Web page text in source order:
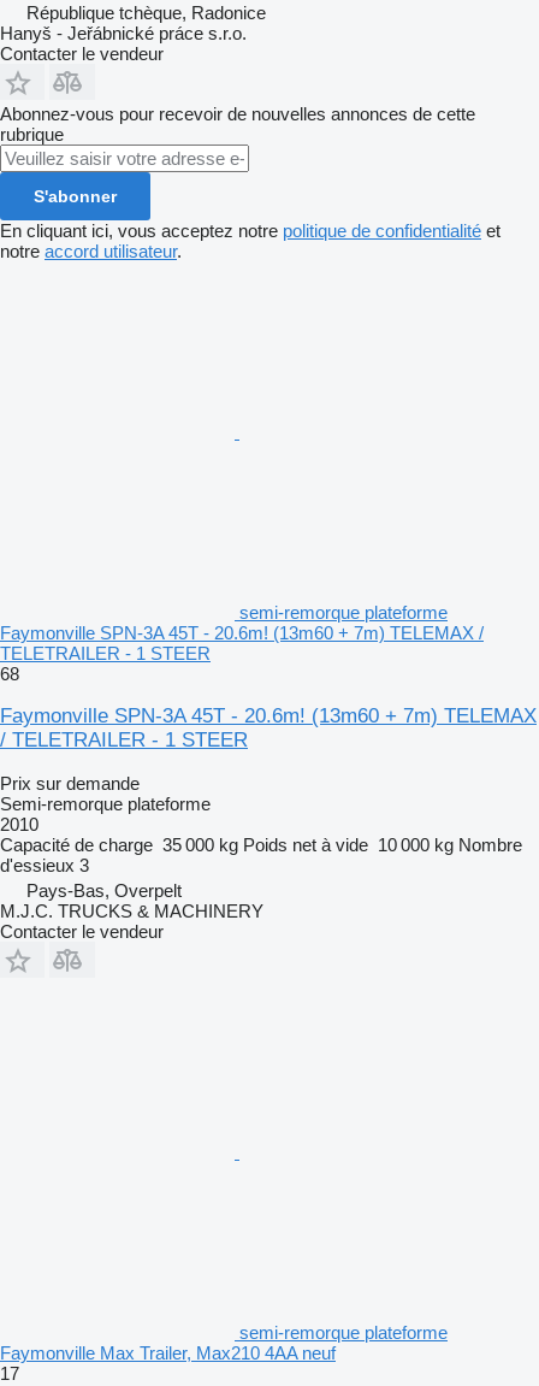
République tchèque, Radonice
Hanyš - Jeřábnické práce s.r.o.
Contacter le vendeur
Abonnez-vous pour recevoir de nouvelles annonces de cette
rubrique
S'abonner
En cliquant ici, vous acceptez notre politique de confidentialité et
notre accord utilisateur.
semi-remorque plateforme
Faymonville SPN-3A 45T - 20.6m! (13m60 + 7m) TELEMAX /
TELETRAILER - 1 STEER
68
Faymonville SPN-3A 45T - 20.6m! (13m60 + 7m) TELEMAX
/ TELETRAILER - 1 STEER
Prix sur demande
Semi-remorque plateforme
2010
Capacité de charge 35 000 kg Poids net à vide 10 000 kg Nombre
d'essieux 3
Pays-Bas, Overpelt
M.J.C. TRUCKS & MACHINERY
Contacter le vendeur
semi-remorque plateforme
Faymonville Max Trailer, Max210 4AA neuf
17